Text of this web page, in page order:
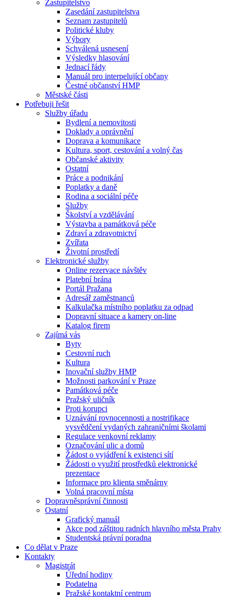
Zastupitelstvo
Zasedání zastupitelstva
Seznam zastupitelů
Politické kluby
Výbory
Schválená usnesení
Výsledky hlasování
Jednací řády
Manuál pro interpelující občany
Čestné občanství HMP
Městské části
Potřebuji řešit
Služby úřadu
Bydlení a nemovitosti
Doklady a oprávnění
Doprava a komunikace
Kultura, sport, cestování a volný čas
Občanské aktivity
Ostatní
Práce a podnikání
Poplatky a daně
Rodina a sociální péče
Služby
Školství a vzdělávání
Výstavba a památková péče
Zdraví a zdravotnictví
Zvířata
Životní prostředí
Elektronické služby
Online rezervace návštěv
Platební brána
Portál Pražana
Adresář zaměstnanců
Kalkulačka místního poplatku za odpad
Dopravní situace a kamery on-line
Katalog firem
Zajímá vás
Byty
Cestovní ruch
Kultura
Inovační služby HMP
Možnosti parkování v Praze
Památková péče
Pražský uličník
Proti korupci
Uznávání rovnocennosti a nostrifikace
vysvědčení vydaných zahraničními školami
Regulace venkovní reklamy
Označování ulic a domů
Žádost o vyjádření k existenci sítí
Žádosti o využití prostředků elektronické
prezentace
Informace pro klienta směnárny
Volná pracovní místa
Dopravněsprávní činnosti
Ostatní
Grafický manuál
Akce pod záštitou radních hlavního města Prahy
Studentská právní poradna
Co dělat v Praze
Kontakty
Magistrát
Úřední hodiny
Podatelna
Pražské kontaktní centrum